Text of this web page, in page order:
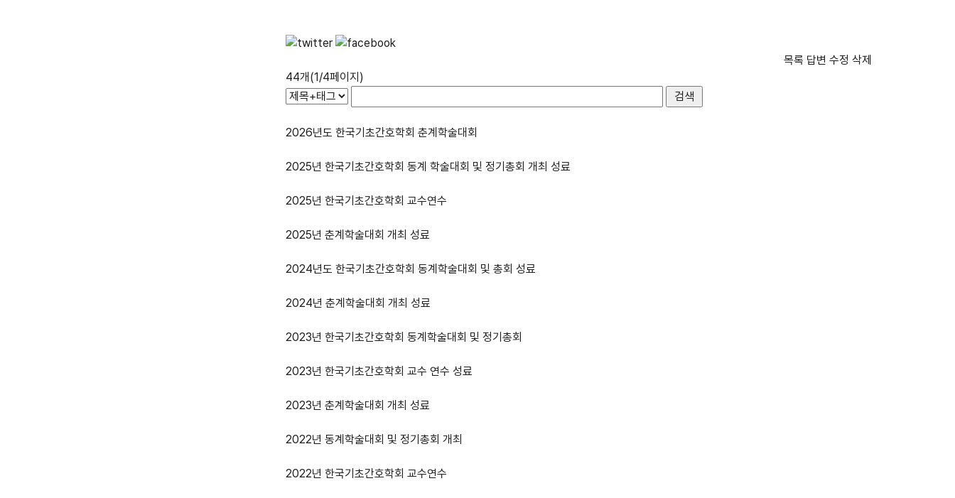
목록 답변 수정 삭제
44개(1/4페이지)
2026년도 한국기초간호학회 춘계학술대회
2025년 한국기초간호학회 동계 학술대회 및 정기총회 개최 성료
2025년 한국기초간호학회 교수연수
2025년 춘계학술대회 개최 성료
2024년도 한국기초간호학회 동계학술대회 및 총회 성료
2024년 춘계학술대회 개최 성료
2023년 한국기초간호학회 동계학술대회 및 정기총회
2023년 한국기초간호학회 교수 연수 성료
2023년 춘계학술대회 개최 성료
2022년 동계학술대회 및 정기총회 개최
2022년 한국기초간호학회 교수연수